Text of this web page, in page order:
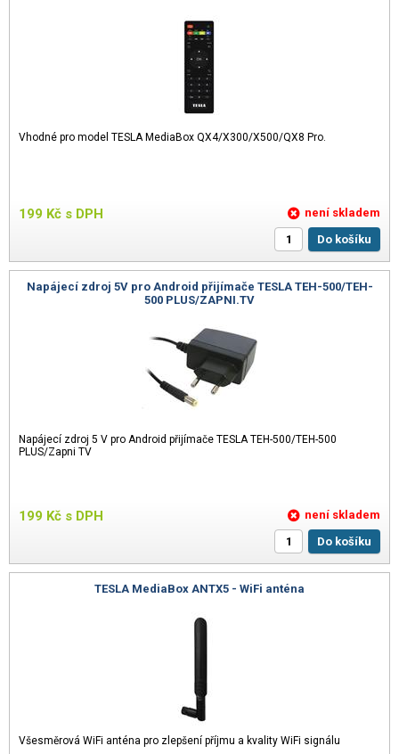
Vhodné pro model TESLA MediaBox QX4/X300/X500/QX8 Pro.
199 Kč s DPH
není skladem
Do košíku
Napájecí zdroj 5V pro Android přijímače TESLA TEH-500/TEH-
500 PLUS/ZAPNI.TV
Napájecí zdroj 5 V pro Android přijímače TESLA TEH-500/TEH-500
PLUS/Zapni TV
199 Kč s DPH
není skladem
Do košíku
TESLA MediaBox ANTX5 - WiFi anténa
Všesměrová WiFi anténa pro zlepšení příjmu a kvality WiFi signálu